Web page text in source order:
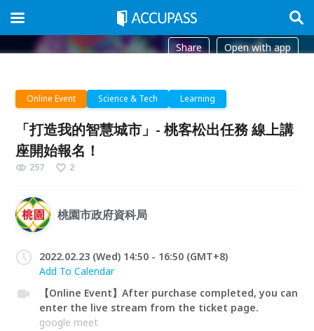
Share Open with app
Online Event Science & Tech Learning
「打造我的智慧城市」- 桃客松出任務 線上講
座開始報名！
257 2
桃園市政府資科局
2022.02.23 (Wed) 14:50 - 16:50 (GMT+8)
Add To Calendar
【Online Event】After purchase completed, you can
enter the live stream from the ticket page.
google meet